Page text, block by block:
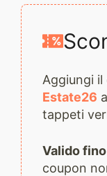
quantità
Aggiungi
Estate26
tappeti
Valido
coupon